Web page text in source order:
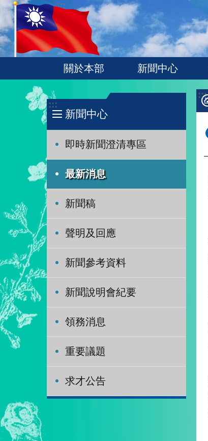
跳到主要內容區塊
:::
關於本部 新聞中心
:::
新聞中心
即時新聞澄清專區
最新消息
新聞稿
聲明及回應
新聞參考資料
新聞說明會紀要
領務消息
重要議題
求才公告
:::